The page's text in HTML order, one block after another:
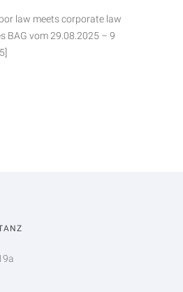
law meets corporate law
BAG vom 29.08.2025 – 9